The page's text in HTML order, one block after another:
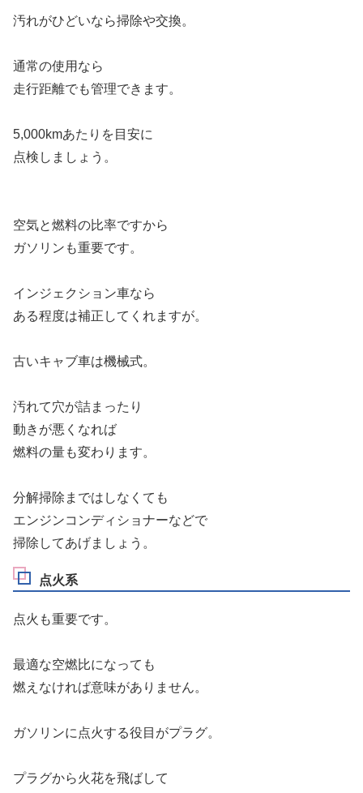
汚れがひどいなら掃除や交換。
通常の使用なら
走行距離でも管理できます。
5,000kmあたりを目安に
点検しましょう。
空気と燃料の比率ですから
ガソリンも重要です。
インジェクション車なら
ある程度は補正してくれますが。
古いキャブ車は機械式。
汚れて穴が詰まったり
動きが悪くなれば
燃料の量も変わります。
分解掃除まではしなくても
エンジンコンディショナーなどで
掃除してあげましょう。
点火系
点火も重要です。
最適な空燃比になっても
燃えなければ意味がありません。
ガソリンに点火する役目がプラグ。
プラグから火花を飛ばして